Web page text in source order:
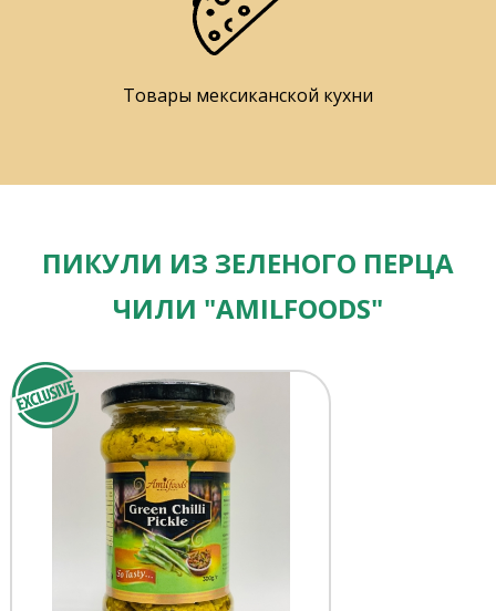
Товары мексиканской кухни
ПИКУЛИ ИЗ ЗЕЛЕНОГО ПЕРЦА
ЧИЛИ "AMILFOODS"